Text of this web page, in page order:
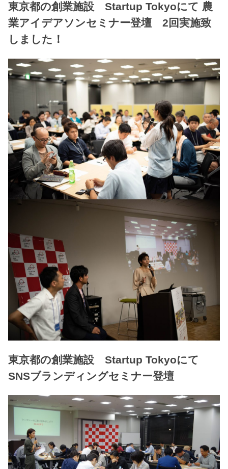
東京都の創業施設 Startup Tokyoにて 農
業アイデアソンセミナー登壇 2回実施致
しました！
東京都の創業施設 Startup Tokyoにて
SNSブランディングセミナー登壇